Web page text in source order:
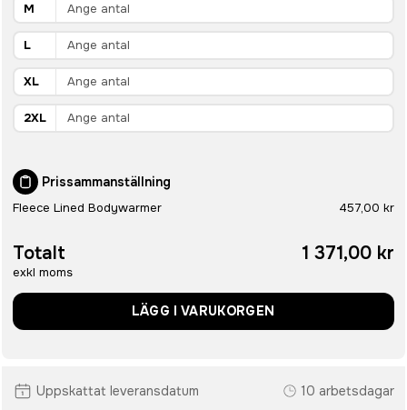
M
L
XL
2XL
Prissammanställning
Fleece Lined Bodywarmer 457,00 kr
Totalt
exkl moms
1 371,00 kr
LÄGG I VARUKORGEN
Uppskattat leveransdatum 10 arbetsdagar